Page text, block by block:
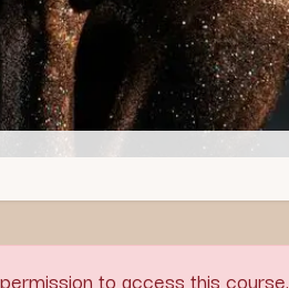
to access this course.